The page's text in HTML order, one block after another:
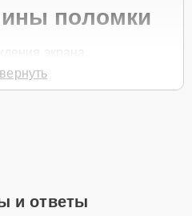
поломки
экрана.
минуты для уточнения
и замену экрана вашего
и ответы